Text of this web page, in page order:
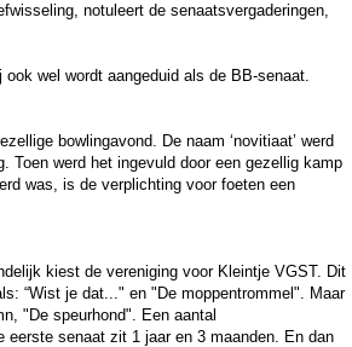
notuleert de senaatsvergaderingen,
wel wordt aangeduid als de BB-senaat.
bowlingavond. De naam ‘novitiaat’ werd
Toen werd het ingevuld door een gezellig kamp
was, is de verplichting voor foeten een
kiest de vereniging voor Kleintje VGST. Dit
“Wist je dat..." en "De moppentrommel". Maar
"De speurhond". Een aantal
senaat zit 1 jaar en 3 maanden. En dan